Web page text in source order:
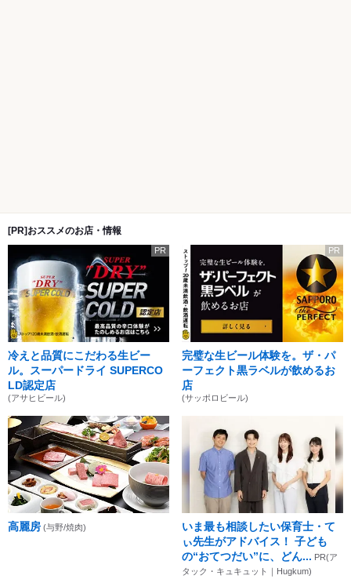
[PR]おススメのお店・情報
PR
冷えと品質にこだわる生ビー
ル。スーパードライ SUPERCO
LD認定店
(アサヒビール)
PR
完璧な生ビール体験を。ザ・パ
ーフェクト黒ラベルが飲めるお
店
(サッポロビール)
高麗房 (与野/焼肉)
いま最も相談したい保育士・て
ぃ先生がアドバイス！ 子ども
の“おてつだい”に、どん... PR(ア
タック・キュキュット｜Hugkum)